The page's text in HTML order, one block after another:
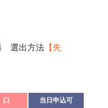
選出方法 【先
当日申込可